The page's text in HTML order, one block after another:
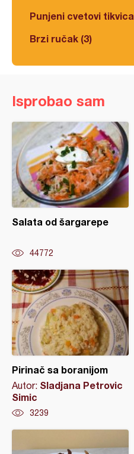
Punjeni cvetovi tikvica
Brzi ručak (3)
Isprobao sam
Salata od šargarepe
44772
Pirinač sa boranijom
Autor: Sladjana Petrovic
Simic
3239